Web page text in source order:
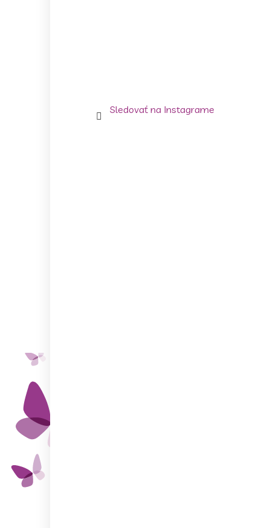
Sledovať na Instagrame